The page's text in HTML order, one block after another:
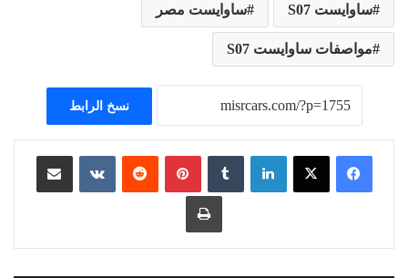
ساوايست S07 ساوايست مصر
مواصفات ساوايست S07
نسخ الرابط
لينكدإن ‏Tumblr بينتيريست
‏Reddit
‏VKontakte مشاركة عبر البريد
طباعة